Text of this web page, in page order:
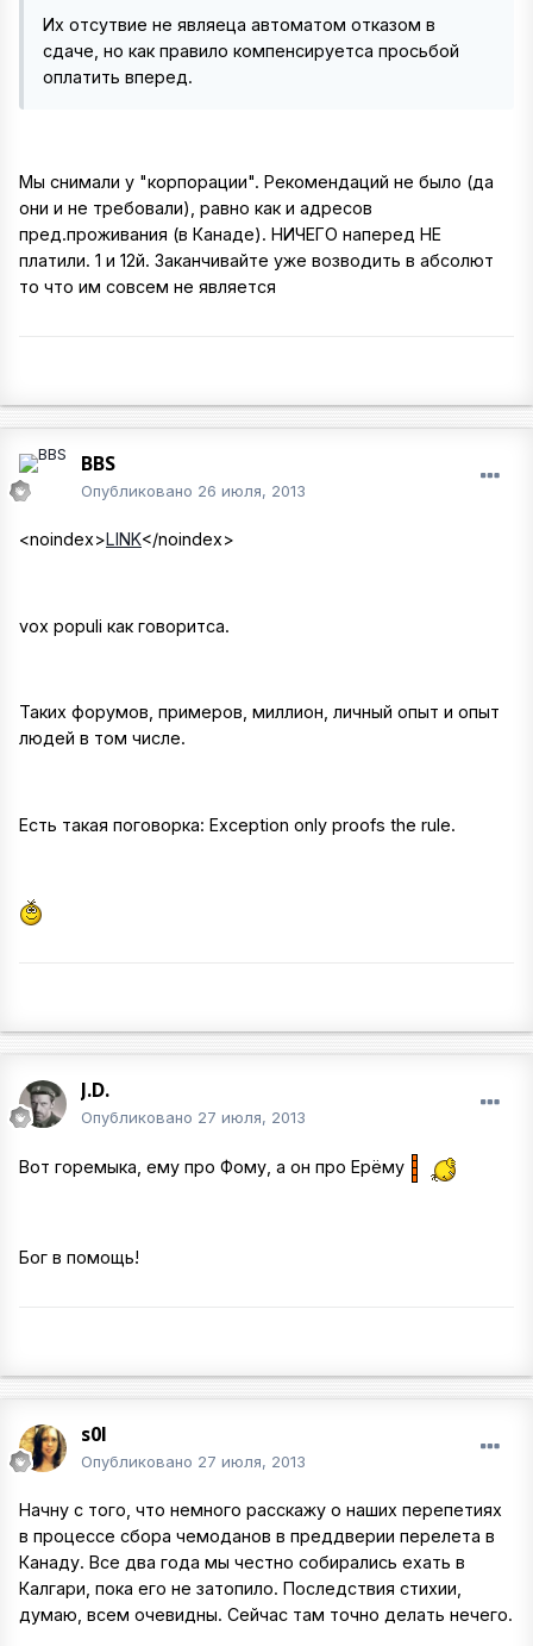
Их отсутвие не являеца автоматом отказом в
сдаче, но как правило компенсируетса просьбой
оплатить вперед.
Мы снимали у "корпорации". Рекомендаций не было (да
они и не требовали), равно как и адресов
пред.проживания (в Канаде). НИЧЕГО наперед НЕ
платили. 1 и 12й. Заканчивайте уже возводить в абсолют
то что им совсем не является
BBS
Опубликовано 26 июля, 2013
<noindex>LINK</noindex>
vox populi как говоритса.
Таких форумов, примеров, миллион, личный опыт и опыт
людей в том числе.
Есть такая поговорка: Exception only proofs the rule.
J.D.
Опубликовано 27 июля, 2013
Вот горемыка, ему про Фому, а он про Ерёму
Бог в помощь!
s0l
Опубликовано 27 июля, 2013
Начну с того, что немного расскажу о наших перепетиях
в процессе сбора чемоданов в преддверии перелета в
Канаду. Все два года мы честно собирались ехать в
Калгари, пока его не затопило. Последствия стихии,
думаю, всем очевидны. Сейчас там точно делать нечего.